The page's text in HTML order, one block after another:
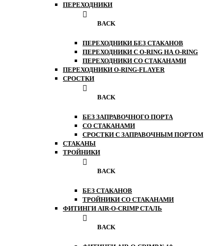
ПЕРЕХОДНИКИ
BACK
ПЕРЕХОДНИКИ БЕЗ СТАКАНОВ
ПЕРЕХОДНИКИ С O-RING НА O-RING
ПЕРЕХОДНИКИ СО СТАКАНАМИ
ПЕРЕХОДНИКИ O-RING-FLAYER
СРОСТКИ
BACK
БЕЗ ЗАПРАВОЧНОГО ПОРТА
СО СТАКАНАМИ
СРОСТКИ С ЗАПРАВОЧНЫМ ПОРТОМ
СТАКАНЫ
ТРОЙНИКИ
BACK
БЕЗ СТАКАНОВ
ТРОЙНИКИ СО СТАКАНАМИ
ФИТИНГИ AIR-O-CRIMP СТАЛЬ
BACK